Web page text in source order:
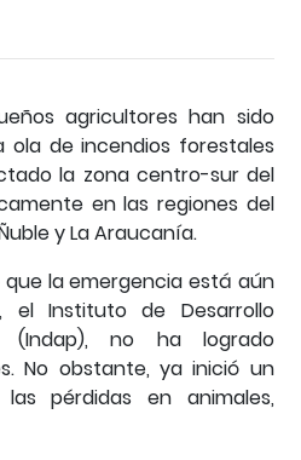
agricultores han sido
ola de incendios forestales
la zona centro-sur del
en las regiones del
y La Araucanía.
que la emergencia está aún
el Instituto de Desarrollo
(Indap), no ha logrado
No obstante, ya inició un
pérdidas en animales,